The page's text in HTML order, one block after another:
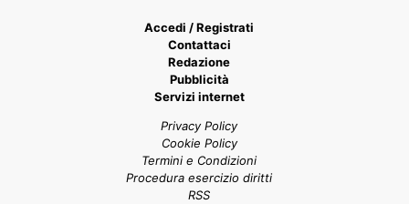
Accedi / Registrati
Contattaci
Redazione
Pubblicità
Servizi internet
Privacy Policy
Cookie Policy
Termini e Condizioni
Procedura esercizio diritti
RSS